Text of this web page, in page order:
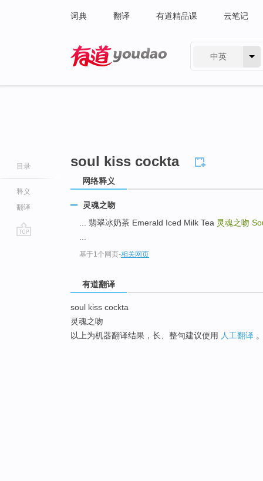
词典 翻译 有道精品课 云笔记
中英
目录
释义
翻译
soul kiss cockta
网络释义
灵魂之吻
... 翡翠冰奶茶 Emerald Iced Milk Tea 灵魂之吻
基于1个网页-相关网页
有道翻译
soul kiss cockta
灵魂之吻
以上为机器翻译结果，长、整句建议使用 人工翻译